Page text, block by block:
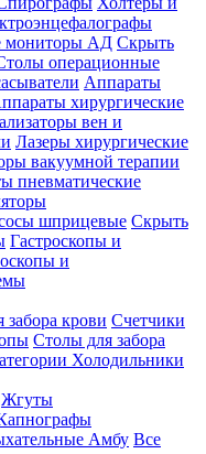
мониторы АД Скрыть
операционные
Аппараты
хирургические
вен и
Лазеры хирургические
вакуумной терапии
пневматические
шприцевые Скрыть
Гастроскопы и
и
забора крови Счетчики
Столы для забора
Холодильники
Жгуты
Амбу Все